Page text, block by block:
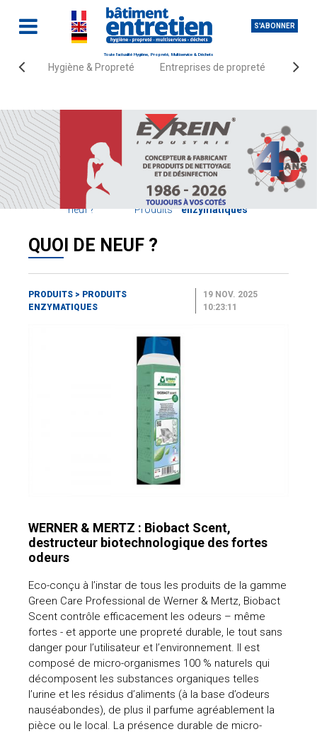
S'ABONNER
Toute l'actualité Hygiène, Propreté, Multiservice & Déchets
Hygiène & Propreté Entreprises de propreté
Accueil
Quoi de
neuf ?
Produits
Produits
enzymatiques
QUOI DE NEUF ?
PRODUITS > PRODUITS
ENZYMATIQUES
19 NOV. 2025
10:23:11
WERNER & MERTZ : Biobact Scent,
destructeur biotechnologique des fortes
odeurs
Eco-conçu à l’instar de tous les produits de la gamme
Green Care Professional de Werner & Mertz, Biobact
Scent contrôle efficacement les odeurs – même
fortes - et apporte une propreté durable, le tout sans
danger pour l’utilisateur et l’environnement. Il est
composé de micro-organismes 100 % naturels qui
décomposent les substances organiques telles
l’urine et les résidus d’aliments (à la base d’odeurs
nauséabondes), de plus il parfume agréablement la
pièce ou le local. La présence durable de micro-